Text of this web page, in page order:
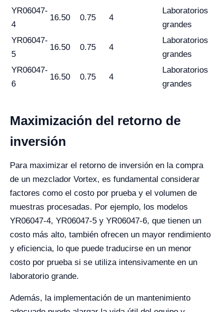
YR06047-
4
16.50 0.75 4
Laboratorios
grandes
YR06047-
5
16.50 0.75 4
Laboratorios
grandes
YR06047-
6
16.50 0.75 4
Laboratorios
grandes
Maximización del retorno de
inversión
Para maximizar el retorno de inversión en la compra
de un mezclador Vortex, es fundamental considerar
factores como el costo por prueba y el volumen de
muestras procesadas. Por ejemplo, los modelos
YR06047-4, YR06047-5 y YR06047-6, que tienen un
costo más alto, también ofrecen un mayor rendimiento
y eficiencia, lo que puede traducirse en un menor
costo por prueba si se utiliza intensivamente en un
laboratorio grande.
Además, la implementación de un mantenimiento